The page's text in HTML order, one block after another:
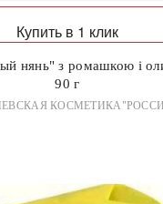
Купить в 1 клик
нянь" з ромашкою і
90 г